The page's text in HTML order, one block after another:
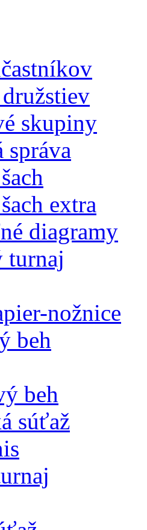
skupiny
správa
extra
diagramy
turnaj
nožnice
beh
beh
súťaž